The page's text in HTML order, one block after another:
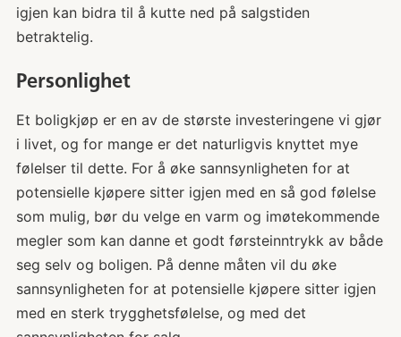
igjen kan bidra til å kutte ned på salgstiden
betraktelig.
Personlighet
Et boligkjøp er en av de største investeringene vi gjør
i livet, og for mange er det naturligvis knyttet mye
følelser til dette. For å øke sannsynligheten for at
potensielle kjøpere sitter igjen med en så god følelse
som mulig, bør du velge en varm og imøtekommende
megler som kan danne et godt førsteinntrykk av både
seg selv og boligen. På denne måten vil du øke
sannsynligheten for at potensielle kjøpere sitter igjen
med en sterk trygghetsfølelse, og med det